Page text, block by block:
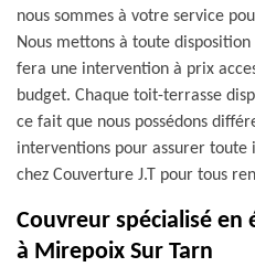
nous sommes à votre service
Nous mettons à toute
fera une intervention à prix
budget. Chaque toit-terrasse
ce fait que nous possédons
interventions pour assurer toute
chez Couverture J.T pour tous
Couvreur spécialisé
à Mirepoix Sur Tarn